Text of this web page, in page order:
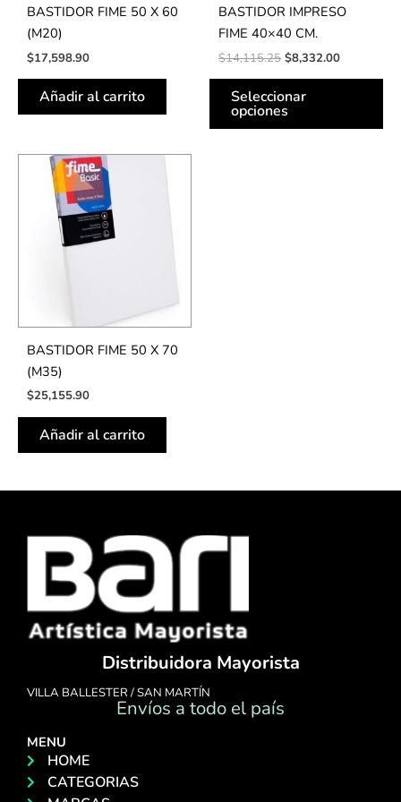
BASTIDOR FIME 50 X 60
(M20)
$17,598.90
Añadir al carrito
BASTIDOR IMPRESO
FIME 40×40 CM.
$14,115.25 $8,332.00
Seleccionar
opciones
BASTIDOR FIME 50 X 70
(M35)
$25,155.90
Añadir al carrito
Distribuidora Mayorista
VILLA BALLESTER / SAN MARTÍN
Envíos a todo el país
MENU
HOME
CATEGORIAS